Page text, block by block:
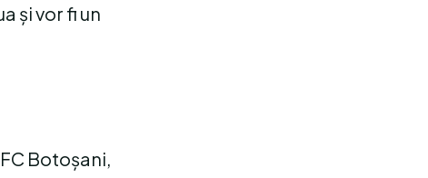
și vor fi un
Botoșani,